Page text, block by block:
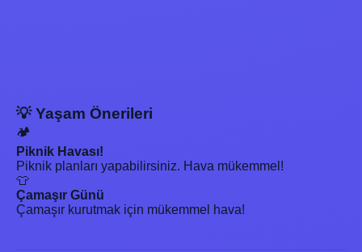
💡 Yaşam Önerileri
🏕️
Piknik Havası!
Piknik planları yapabilirsiniz. Hava mükemmel!
👕
Çamaşır Günü
Çamaşır kurutmak için mükemmel hava!